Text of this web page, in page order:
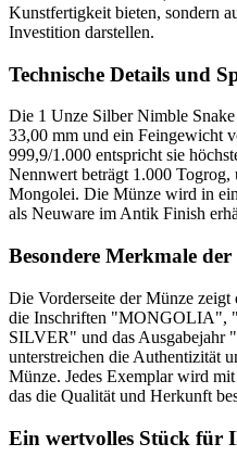
Kunstfertigkeit bieten, sondern
Investition darstellen.
Technische Details und
Die 1 Unze Silber Nimble
33,00 mm und ein Feingewicht
999,9/1.000 entspricht sie
Nennwert beträgt 1.000 Togrog,
Mongolei. Die Münze wird in
als Neuware im Antik Finish
Besondere Merkmale der
Die Vorderseite der Münze
die Inschriften "MONGOLIA",
SILVER" und das Ausgabejahr
unterstreichen die Authentizität
Münze. Jedes Exemplar wird
das die Qualität und Herkunft
Ein wertvolles Stück für